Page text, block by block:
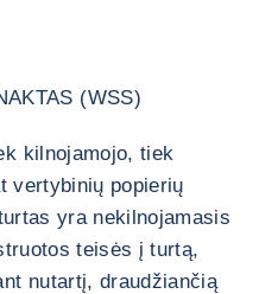
(WSS)
kilnojamojo, tiek
vertybinių popierių
yra nekilnojamasis
teisės į turtą,
nutartį, draudžiančią